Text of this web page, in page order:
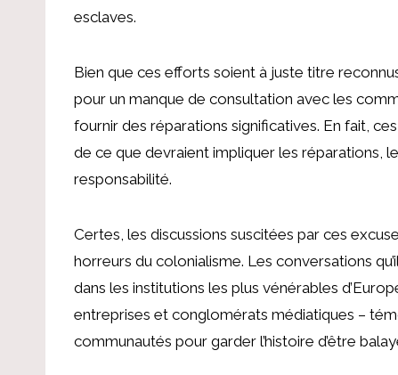
esclaves.
Bien que ces efforts soient à juste titre
pour un manque de consultation avec les
fournir des réparations significatives. En fait,
de ce que devraient impliquer les réparations,
responsabilité.
Certes, les discussions suscitées par ces
horreurs du colonialisme. Les conversations
dans les institutions les plus vénérables
entreprises et conglomérats médiatiques –
communautés pour garder l’histoire d’être